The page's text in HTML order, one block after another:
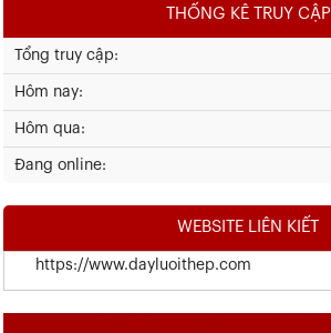
THỐNG KÊ TRUY CẬP
Tổng truy cập:
Hôm nay:
Hôm qua:
Đang online:
WEBSITE LIÊN KIẾT
https://www.dayluoithep.com